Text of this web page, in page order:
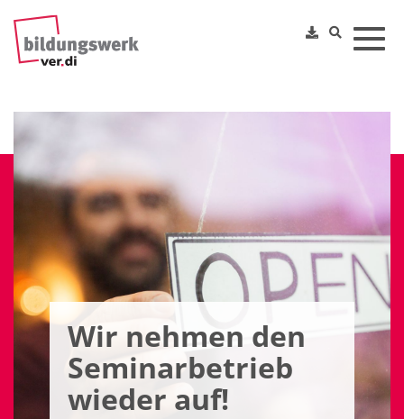
Wir nehmen den
Seminarbetrieb
wieder auf!